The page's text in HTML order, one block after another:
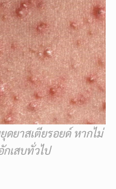
ดยาสเตียรอยด์ หากไม่
กเสบทั่วไป